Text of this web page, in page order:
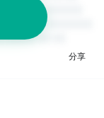
分享